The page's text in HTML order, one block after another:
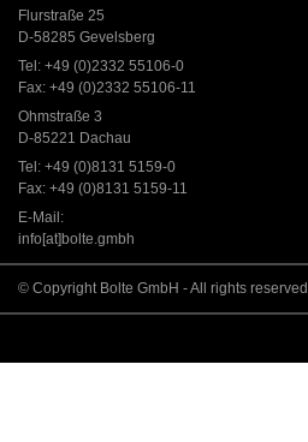
Flurstraße 25
D-58285 Gevelsberg
Tel: +49 (0)2332 55106-0
Fax: +49 (0)2332 55106-11
Ohmstraße 3
D-85221 Dachau
Tel: +49 (0)8131 5159-0
Fax: +49 (0)8131 5159-11
E-Mail:
info[at]bolte.gmbh
© Copyright Bolte GmbH - All rights reserved